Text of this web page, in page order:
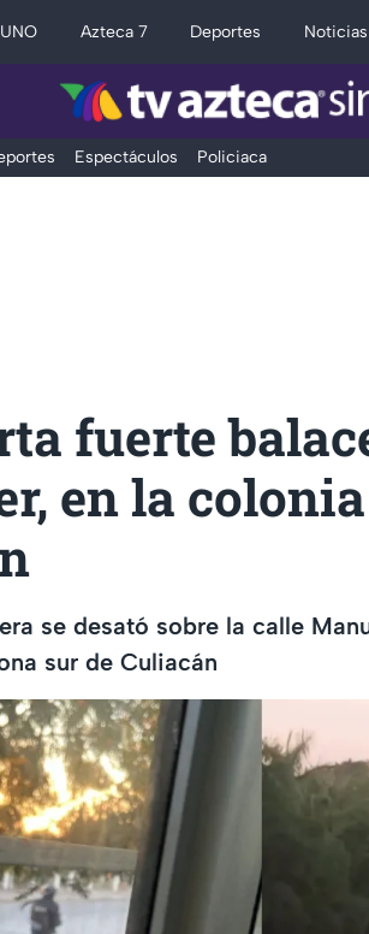
Azteca 7 Deportes Noticias
Espectáculos Policiaca
fuerte
en la
se desató sobre la calle
sur de Culiacán